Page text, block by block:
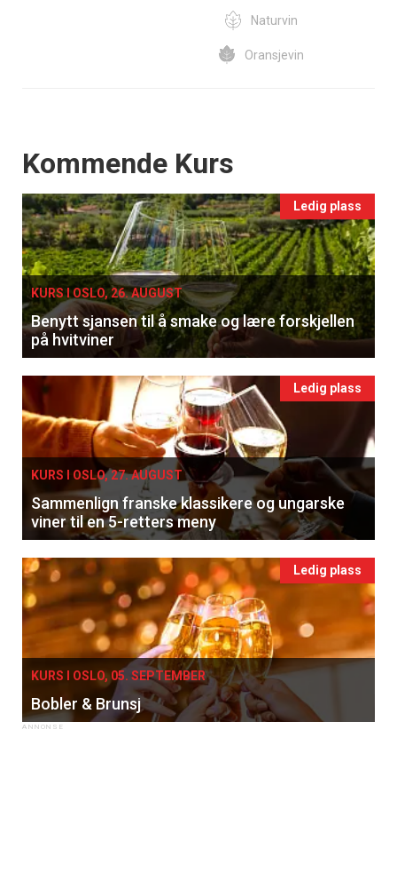
Naturvin
Oransjevin
Events
Kommende Kurs
Ledig plass
KURS I OSLO, 26. AUGUST
Benytt sjansen til å smake og lære forskjellen
på hvitviner
Ledig plass
KURS I OSLO, 27. AUGUST
Sammenlign franske klassikere og ungarske
viner til en 5-retters meny
Ledig plass
KURS I OSLO, 05. SEPTEMBER
Bobler & Brunsj